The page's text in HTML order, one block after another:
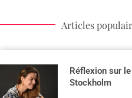
Articles
Réflexion sur
Stockholm